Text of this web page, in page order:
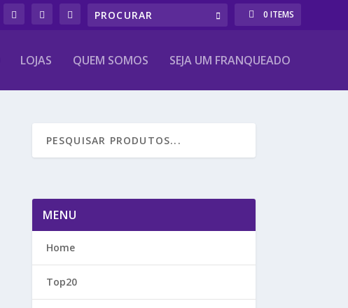
0 ITEMS
LOJAS QUEM SOMOS SEJA UM FRANQUEADO
MENU
Home
Top20